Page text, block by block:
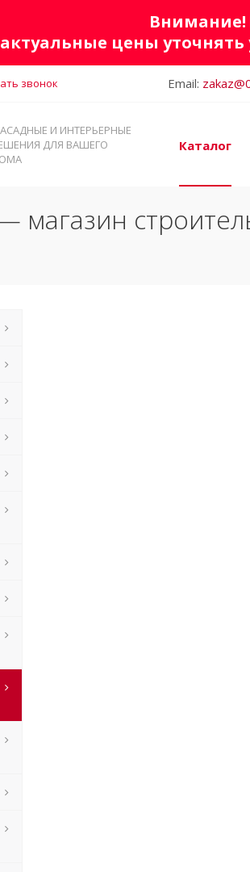
Внимание!
цены
звонок Email:
И ИНТЕРЬЕРНЫЕ
ДЛЯ ВАШЕГО
Каталог
магазин